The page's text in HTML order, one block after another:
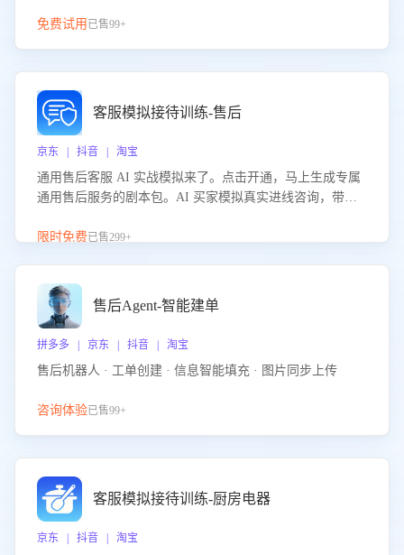
免费试用 已售99+
客服模拟接待训练-售后
京东 | 抖音 | 淘宝
通用售后客服 AI 实战模拟来了。点击开通，马上生成专属
通用售后服务的剧本包。AI 买家模拟真实进线咨询，带您
的应对要点，轻松提升服务能力。
限时免费已售299+
售后Agent-智能建单
拼多多 | 京东 | 抖音 | 淘宝
售后机器人 · 工单创建 · 信息智能填充 · 图片同步上传
咨询体验已售99+
客服模拟接待训练-厨房电器
京东 | 抖音 | 淘宝